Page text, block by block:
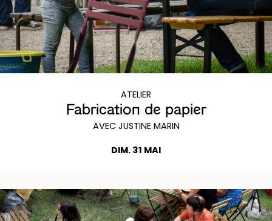
ATELIER
Fabrication de papier
AVEC JUSTINE MARIN
DIM. 31 MAI